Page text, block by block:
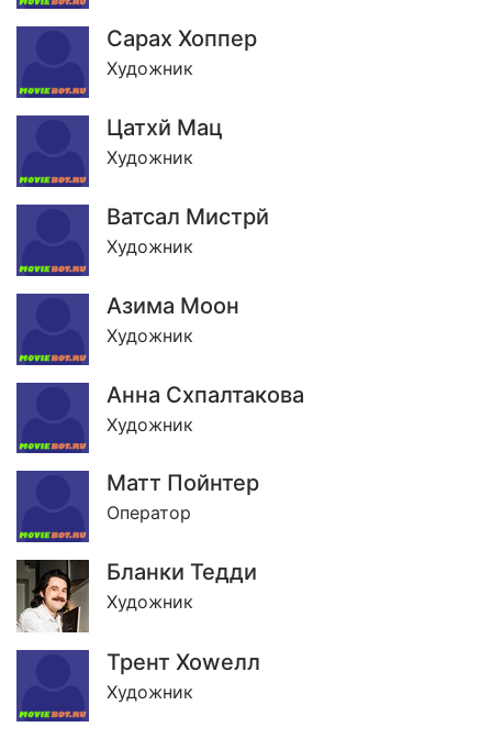
Сарах Хоппер
Художник
Цатхй Мац
Художник
Ватсал Мистрй
Художник
Азима Моон
Художник
Анна Схпалтакова
Художник
Матт Пойнтер
Оператор
Бланки Тедди
Художник
Трент Хоwелл
Художник